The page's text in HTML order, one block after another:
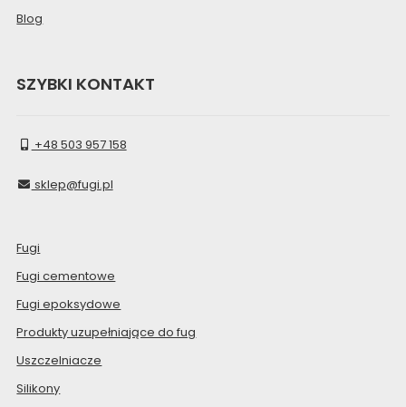
Blog
SZYBKI KONTAKT
+48 503 957 158
sklep@fugi.pl
Fugi
Fugi cementowe
Fugi epoksydowe
Produkty uzupełniające do fug
Uszczelniacze
Silikony